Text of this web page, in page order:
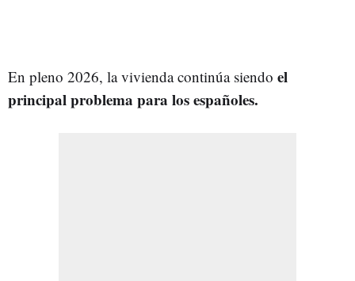
En pleno 2026, la vivienda continúa siendo el
principal problema para los españoles.